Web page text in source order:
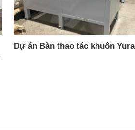
Dự án Bàn thao tác khuôn Yura